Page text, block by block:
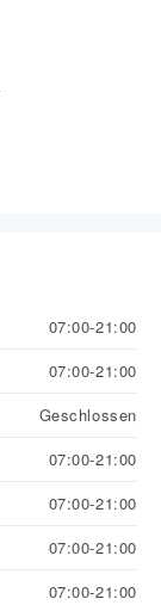
07:00-21:00
07:00-21:00
Geschlossen
07:00-21:00
07:00-21:00
07:00-21:00
07:00-21:00